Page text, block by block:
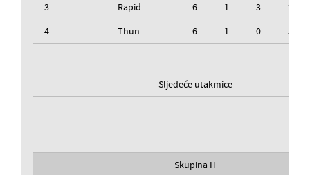
3.
Rapid 6 1 3
2
4.
Thun 6 1 0 5
Sljedeće utakmice
Skupina H